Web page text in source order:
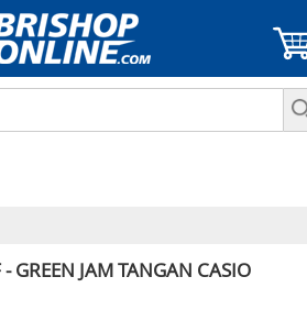
GREEN JAM TANGAN CASIO